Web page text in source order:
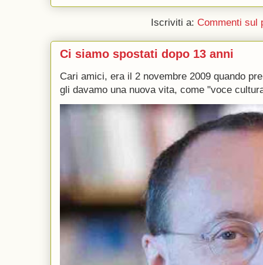
Iscriviti a: Commenti sul
Ci siamo spostati dopo 13 anni
Cari amici, era il 2 novembre 2009 quando
gli davamo una nuova vita, come "voce